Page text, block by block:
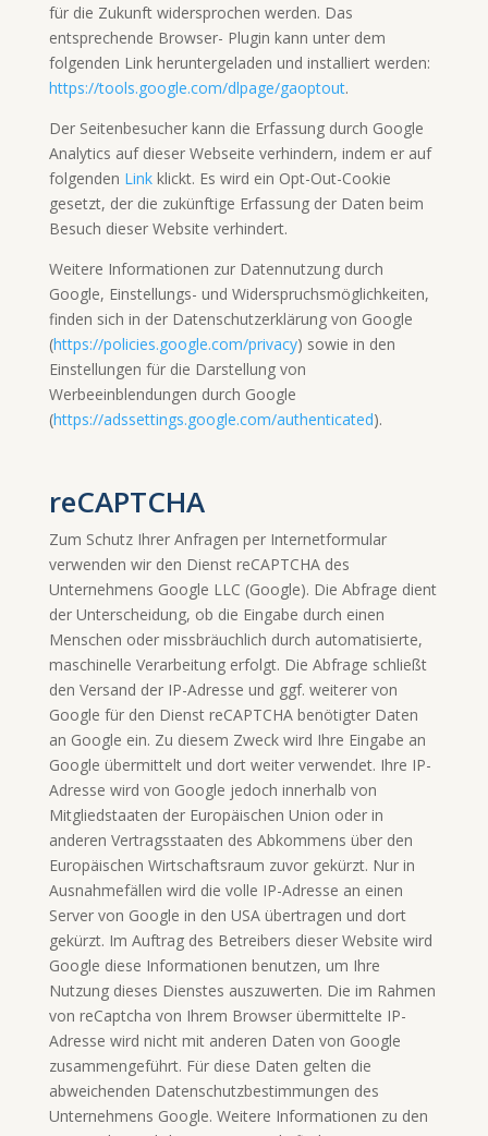
für die Zukunft widersprochen werden. Das
entsprechende Browser- Plugin kann unter dem
folgenden Link heruntergeladen und installiert werden:
https://tools.google.com/dlpage/gaoptout.
Der Seitenbesucher kann die Erfassung durch Google
Analytics auf dieser Webseite verhindern, indem er auf
folgenden Linkklickt. Es wird ein Opt-Out-Cookie
gesetzt, der die zukünftige Erfassung der Daten beim
Besuch dieser Website verhindert.
Weitere Informationen zur Datennutzung durch
Google, Einstellungs- und Widerspruchsmöglichkeiten,
finden sich in der Datenschutzerklärung von Google
(https://policies.google.com/privacy) sowie in den
Einstellungen für die Darstellung von
Werbeeinblendungen durch Google
(https://adssettings.google.com/authenticated).
reCAPTCHA
Zum Schutz Ihrer Anfragen per Internetformular
verwenden wir den Dienst reCAPTCHA des
Unternehmens Google LLC (Google). Die Abfrage dient
der Unterscheidung, ob die Eingabe durch einen
Menschen oder missbräuchlich durch automatisierte,
maschinelle Verarbeitung erfolgt. Die Abfrage schließt
den Versand der IP-Adresse und ggf. weiterer von
Google für den Dienst reCAPTCHA benötigter Daten
an Google ein. Zu diesem Zweck wird Ihre Eingabe an
Google übermittelt und dort weiter verwendet. Ihre IP-
Adresse wird von Google jedoch innerhalb von
Mitgliedstaaten der Europäischen Union oder in
anderen Vertragsstaaten des Abkommens über den
Europäischen Wirtschaftsraum zuvor gekürzt. Nur in
Ausnahmefällen wird die volle IP-Adresse an einen
Server von Google in den USA übertragen und dort
gekürzt. Im Auftrag des Betreibers dieser Website wird
Google diese Informationen benutzen, um Ihre
Nutzung dieses Dienstes auszuwerten. Die im Rahmen
von reCaptcha von Ihrem Browser übermittelte IP-
Adresse wird nicht mit anderen Daten von Google
zusammengeführt. Für diese Daten gelten die
abweichenden Datenschutzbestimmungen des
Unternehmens Google. Weitere Informationen zu den